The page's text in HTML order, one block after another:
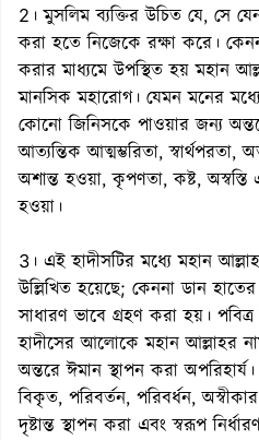
2। মুসলিম ব্যক্তির উচিত যে, সে
করা হতে নিজেকে রক্ষা করে।
করার মাধ্যমে উপস্থিত হয় মহান
মানসিক মহারোগ। যেমন মনের
কোনো জিনিসকে পাওয়ার জন্য
আত্যন্তিক আত্মম্ভরিতা, স্বার্থপরতা,
অশান্ত হওয়া, কৃপণতা, কষ্ট, অস্বস্তি
হওয়া।
3। এই হাদীসটির মধ্যে মহান
উল্লিখিত হয়েছে; কেননা ডান
সাধারণ ভাবে গ্রহণ করা হয়।
হাদীসের আলোকে মহান আল্লাহর
অন্তরে ঈমান স্থাপন করা
বিকৃত, পরিবর্তন, পরিবর্ধন, অস্বীকার
দৃষ্টান্ত স্থাপন করা এবং স্বরূপ